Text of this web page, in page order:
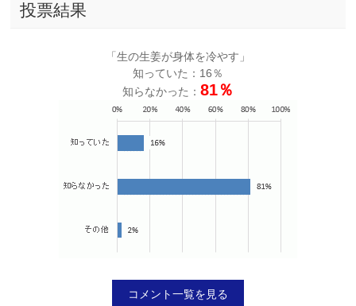
投票結果
「生の生姜が身体を冷やす」
知っていた：16％
知らなかった： 81％
コメント一覧を見る